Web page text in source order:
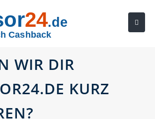
24.de
Cashback
WIR DIR
KURZ